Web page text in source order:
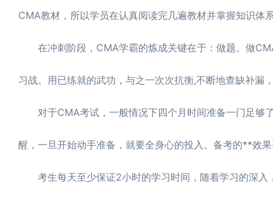
CMA教材，所以学员在认真阅读完几遍教材并掌握知识体
在冲刺阶段，CMA学霸的炼成关键在于：做题。做
习战。用已练就的武功，与之一次次抗衡,不断地查缺补
对于CMA考试，一般情况下四个月时间准备一门足够
醒，一旦开始动手准备，就要全身心的投入。备考的**效
考生每天至少保证2小时的学习时间，随着学习的深入